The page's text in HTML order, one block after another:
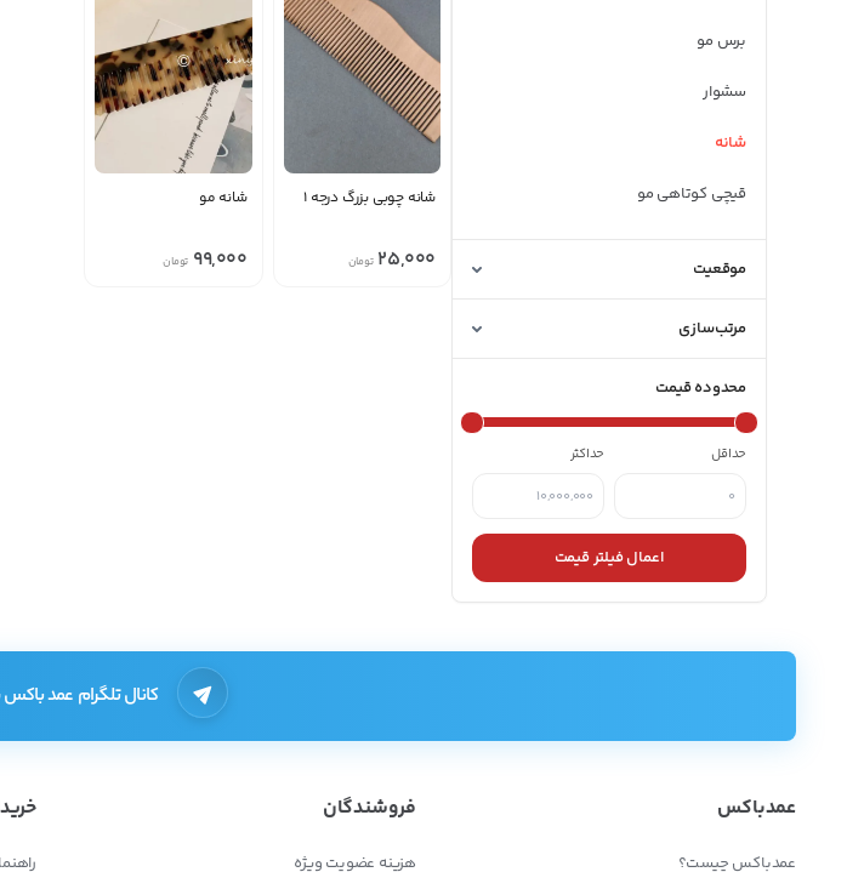
برس مو
سشوار
شانه
قیچی کوتاهی مو
موقعیت
مرتب‌سازی
محدوده قیمت
حداقل حداکثر
اعمال فیلتر قیمت
شانه چوبی بزرگ درجه 1
25,000 تومان
شانه مو
99,000 تومان
کانال تلگرام عمد
عمدباکس
عمدباکس چیست؟
فروشندگان
هزینه عضویت ویژه